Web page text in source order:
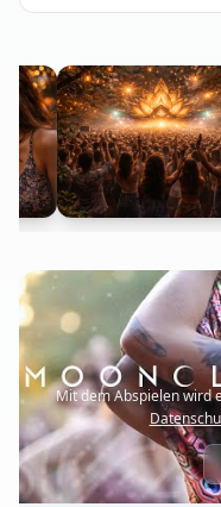
Mit dem Abspielen wird